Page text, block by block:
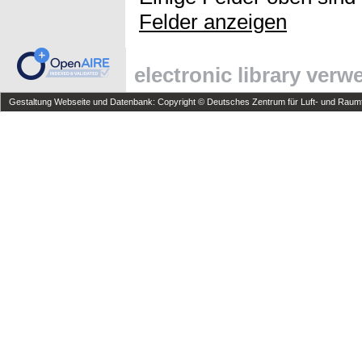
Felder anzeigen
electronic library
Gestaltung Webseite und Datenbank: Copyright © Deutsches Zentrum für Luft- und